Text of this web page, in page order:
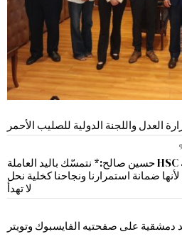
العدل واللجنة الدولية للصليب الأحمر
رئيس مجلس إدارة شركة HSC حسين صالح:* نتمسّك باليد العاملة
ضمانة استمرارنا ونجاحنا كخلية نحل
لا تهدأ
على صفحتيه الفايسبوك وتويتر